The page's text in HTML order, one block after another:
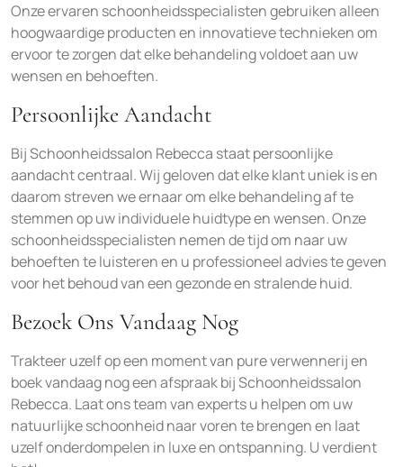
Onze ervaren schoonheidsspecialisten gebruiken alleen
hoogwaardige producten en innovatieve technieken om
ervoor te zorgen dat elke behandeling voldoet aan uw
wensen en behoeften.
Persoonlijke Aandacht
Bij Schoonheidssalon Rebecca staat persoonlijke
aandacht centraal. Wij geloven dat elke klant uniek is en
daarom streven we ernaar om elke behandeling af te
stemmen op uw individuele huidtype en wensen. Onze
schoonheidsspecialisten nemen de tijd om naar uw
behoeften te luisteren en u professioneel advies te geven
voor het behoud van een gezonde en stralende huid.
Bezoek Ons Vandaag Nog
Trakteer uzelf op een moment van pure verwennerij en
boek vandaag nog een afspraak bij Schoonheidssalon
Rebecca. Laat ons team van experts u helpen om uw
natuurlijke schoonheid naar voren te brengen en laat
uzelf onderdompelen in luxe en ontspanning. U verdient